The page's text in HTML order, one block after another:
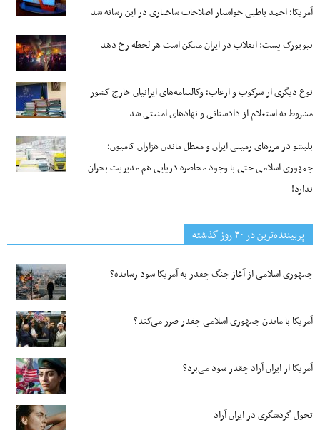
آمریکا؛ احمد باطبی خواستار اصلاحات ساختاری در این رسانه شد
نیویورک پست: انقلاب در ایران ممکن است هر لحظه رخ دهد
نوع دیگری از سرکوب و ارعاب؛ وکالتنامه‌های ایرانیان خارج کشور
مشروط به استعلام از دادستانی و نهادهای امنیتی شد
بلبشو در مرزهای زمینی ایران و معطل ماندن هزاران کامیون؛
جمهوری اسلامی حتی با وجود محاصره دریایی هم مدیریت بحران
ندارد!
پربیننده‌ترین‌ در ۳۰ روز گذشته
جمهوری اسلامی از آغاز جنگ چقدر به آمریکا سود رسانده؟
آمریکا با ماندن جمهوری اسلامی چقدر ضرر می‌کند؟
آمریکا از ایران آزاد چقدر سود می‌برد؟
تحول گردشگری در ایران آزاد